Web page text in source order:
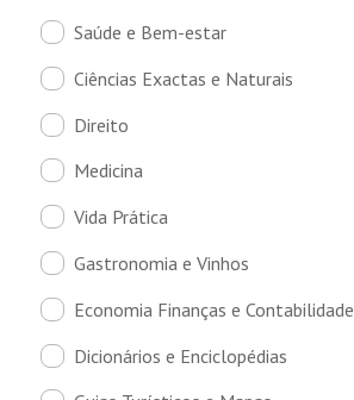
Saúde e Bem-estar
Ciências Exactas e Naturais
Direito
Medicina
Vida Prática
Gastronomia e Vinhos
Economia Finanças e Contabilidade
Dicionários e Enciclopédias